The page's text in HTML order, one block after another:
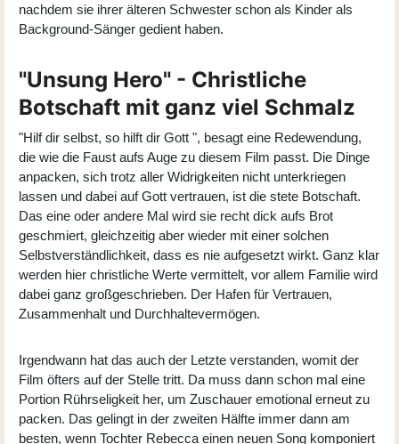
nachdem sie ihrer älteren Schwester schon als Kinder als
Background-Sänger gedient haben.
"Unsung Hero" - Christliche
Botschaft mit ganz viel Schmalz
"Hilf dir selbst, so hilft dir Gott ", besagt eine Redewendung,
die wie die Faust aufs Auge zu diesem Film passt. Die Dinge
anpacken, sich trotz aller Widrigkeiten nicht unterkriegen
lassen und dabei auf Gott vertrauen, ist die stete Botschaft.
Das eine oder andere Mal wird sie recht dick aufs Brot
geschmiert, gleichzeitig aber wieder mit einer solchen
Selbstverständlichkeit, dass es nie aufgesetzt wirkt. Ganz klar
werden hier christliche Werte vermittelt, vor allem Familie wird
dabei ganz großgeschrieben. Der Hafen für Vertrauen,
Zusammenhalt und Durchhaltevermögen.
Irgendwann hat das auch der Letzte verstanden, womit der
Film öfters auf der Stelle tritt. Da muss dann schon mal eine
Portion Rührseligkeit her, um Zuschauer emotional erneut zu
packen. Das gelingt in der zweiten Hälfte immer dann am
besten, wenn Tochter Rebecca einen neuen Song komponiert